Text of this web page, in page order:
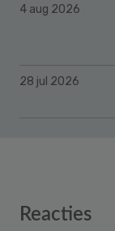
4 aug 2026
28 jul 2026
Reader
Reacties